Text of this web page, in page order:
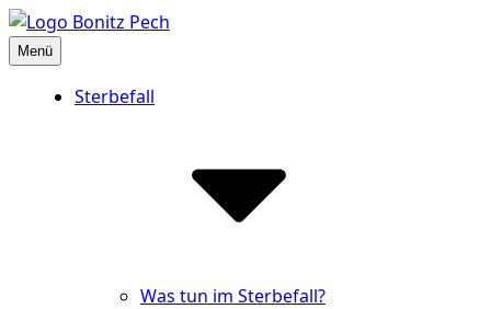
Inhalte
überspringen
Bestattungshaus Bonitz Pech
Partner der Hinterbliebenen
Menü
Sterbefall
Was tun im Sterbefall?